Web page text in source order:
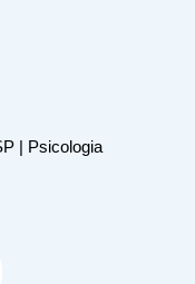
| Psicologia